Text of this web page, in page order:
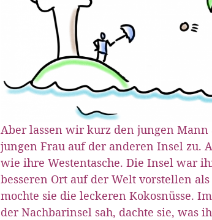
Aber lassen wir kurz den jungen
jungen Frau auf der anderen Insel zu.
wie ihre Westentasche. Die Insel war
besseren Ort auf der Welt vorstellen
mochte sie die leckeren Kokosnüsse.
der Nachbarinsel sah, dachte sie, was